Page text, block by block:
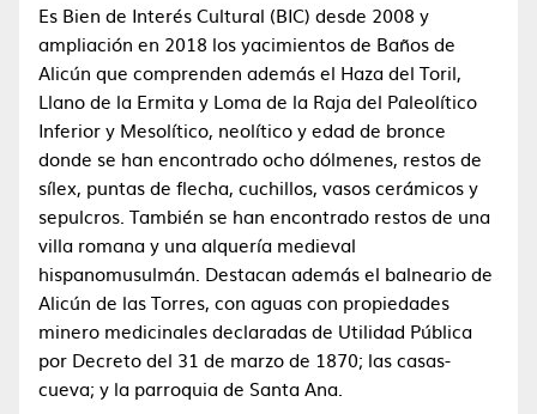
Es Bien de Interés Cultural (BIC) desde 2008 y
ampliación en 2018 los yacimientos de Baños de
Alicún que comprenden además el Haza del Toril,
Llano de la Ermita y Loma de la Raja del Paleolítico
Inferior y Mesolítico, neolítico y edad de bronce
donde se han encontrado ocho dólmenes, restos de
sílex, puntas de flecha, cuchillos, vasos cerámicos y
sepulcros. También se han encontrado restos de una
villa romana y una alquería medieval
hispanomusulmán. Destacan además el balneario de
Alicún de las Torres, con aguas con propiedades
minero medicinales declaradas de Utilidad Pública
por Decreto del 31 de marzo de 1870; las casas-
cueva; y la parroquia de Santa Ana.